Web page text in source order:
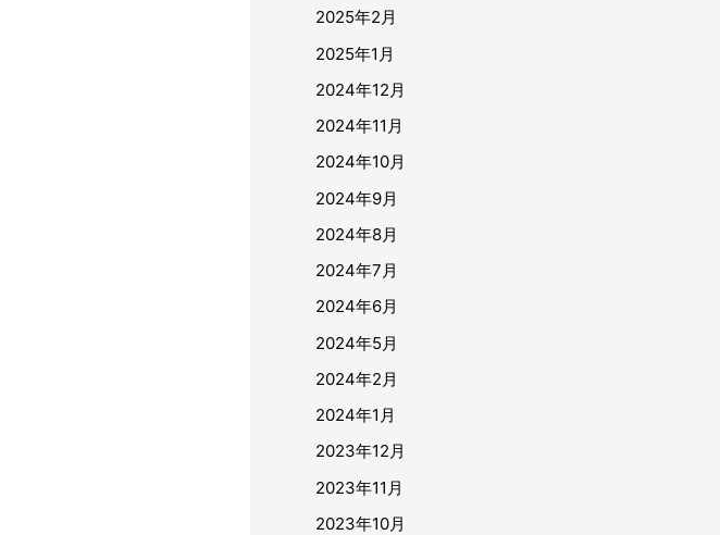
2025年2月
2025年1月
2024年12月
2024年11月
2024年10月
2024年9月
2024年8月
2024年7月
2024年6月
2024年5月
2024年2月
2024年1月
2023年12月
2023年11月
2023年10月